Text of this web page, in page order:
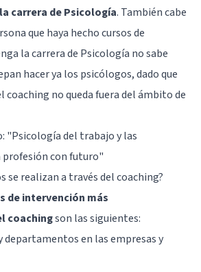
carrera de Psicología. También cabe
que haya hecho cursos de
la carrera de Psicología no sabe
hacer ya los psicólogos, dado que
coaching no queda fuera del ámbito de
"Psicología del trabajo y las
profesión con futuro"
se realizan a través del coaching?
de intervención más
coachingson las siguientes:
departamentos en las empresas y